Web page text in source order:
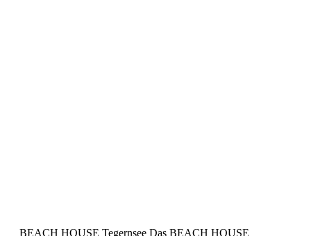
BEACH HOUSE Tegernsee Das BEACH HOUSE